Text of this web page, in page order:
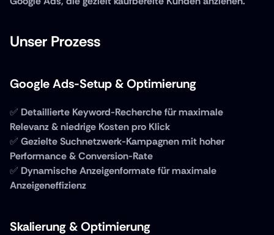
Unser Prozess
Google Ads-Setup & Optimierung
✅ Detaillierte Keyword-Recherche für maximale
Relevanz & niedrige Kosten pro Klick
✅ Gezielte Suchnetzwerk-Kampagnen mit hoher
Performance & Conversion-Rate
✅ Dynamische Anzeigenformate für maximale
Anzeigeneffizienz
Skalierung & Optimierung